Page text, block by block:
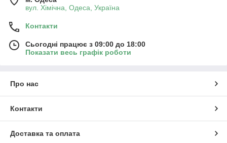
вул. Хiмiчна, Одеса, Україна
Контакти
Сьогодні працює з 09:00 до 18:00
Показати весь графік роботи
Про нас
Контакти
Доставка та оплата